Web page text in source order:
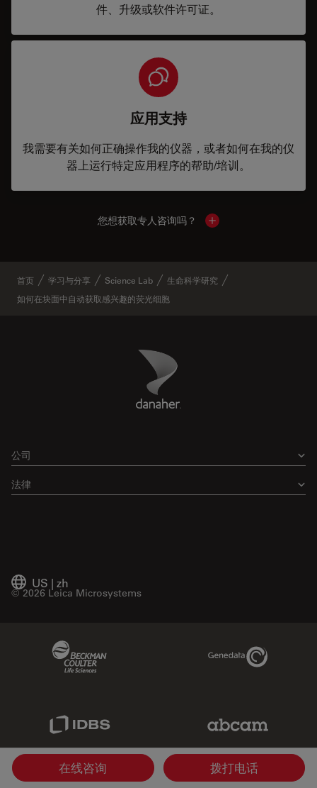
件、升级或软件许可证。
应用支持
我需要有关如何正确操作我的仪器，或者如何在我的仪
器上运行特定应用程序的帮助/培训。
您想获取专人咨询吗？ Show local contacts
首页 学习与分享 Science Lab
生命科学研究
如何在块面中自动获取感兴趣的荧光细胞
Danaher Logo
公司
法律
US | zh
© 2026 Leica Microsystems
Genedata Link
Molecular Devices Link Phenomenex
在线咨询 拨打电话